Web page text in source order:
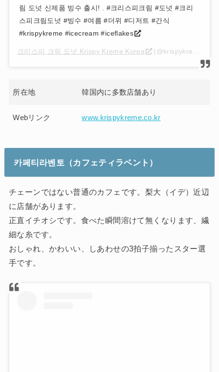
림 도넛 신제품 빙수 출시! . #크리스피크림 #도넛 #크리
스피크림도넛 #빙수 #여름 #더위 #디저트 #간식
#krispykreme #icecream #iceflakes
크리스피 크림 도넛 Krispy Kreme Korea (@krispykremekr)がシェアした投稿 –
所在地 韓国内に多数店舗あり
Webリンク www.krispykreme.co.kr
카페티라벤토 （カフェティラベント）
チェーンではない普通のカフェです。梨大（イデ）近辺
に店舗があります。
正直イチオシです。食べた瞬間溶けて無くなります、繊
細な糸です。
おしゃれ、かわいい、しあわせの3拍子揃ったスター選
手です。